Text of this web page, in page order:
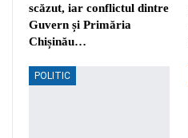
scăzut, iar conflictul dintre
Guvern și Primăria
Chișinău…
POLITIC